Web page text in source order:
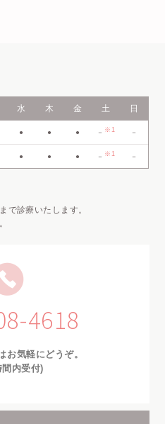
水 木 金 土 日
● ● ● － ※1 －
● ● ● － ※1 －
診療いたします。
4618
お気軽にどうぞ。
内受付)